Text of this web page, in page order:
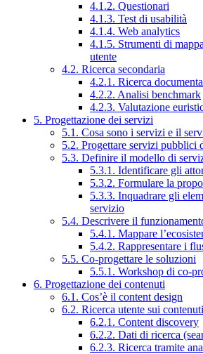
4.1.2. Questionari
4.1.3. Test di usabilità
4.1.4. Web analytics
4.1.5. Strumenti di
utente
4.2. Ricerca secondaria
4.2.1. Ricerca
4.2.2. Analisi benchmark
4.2.3. Valutazione
5. Progettazione dei servizi
5.1. Cosa sono i servizi e il
5.2. Progettare servizi pubblici
5.3. Definire il modello di
5.3.1. Identificare gli
5.3.2. Formulare la
5.3.3. Inquadrare gli
servizio
5.4. Descrivere il
5.4.1. Mappare
5.4.2. Rappresentare i
5.5. Co-progettare le soluzioni
5.5.1. Workshop di co-
6. Progettazione dei contenuti
6.1. Cos’è il content design
6.2. Ricerca utente sui
6.2.1. Content discovery
6.2.2. Dati di ricerca
6.2.3. Ricerca tramite